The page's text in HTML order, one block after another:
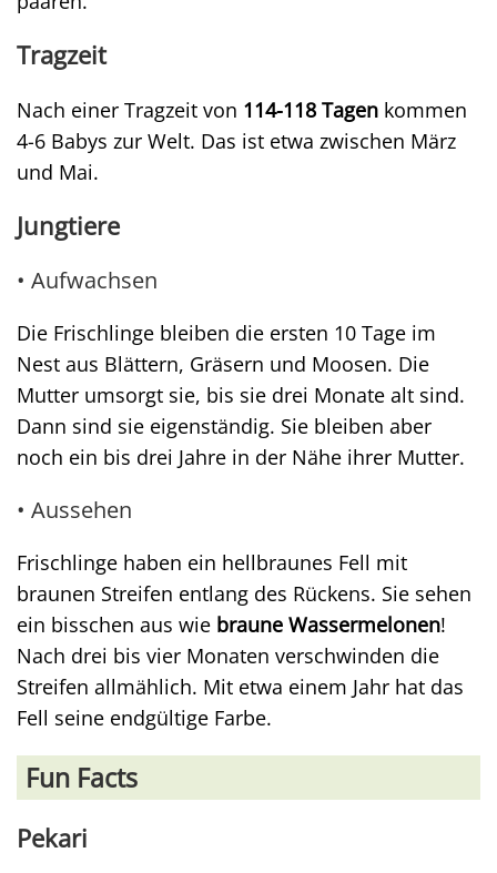
Tragzeit
Nach einer Tragzeit von 114-118 Tagen kommen
4-6 Babys zur Welt. Das ist etwa zwischen März
und Mai.
Jungtiere
• Aufwachsen
Die Frischlinge bleiben die ersten 10 Tage im
Nest aus Blättern, Gräsern und Moosen. Die
Mutter umsorgt sie, bis sie drei Monate alt sind.
Dann sind sie eigenständig. Sie bleiben aber
noch ein bis drei Jahre in der Nähe ihrer Mutter.
• Aussehen
Frischlinge haben ein hellbraunes Fell mit
braunen Streifen entlang des Rückens. Sie sehen
ein bisschen aus wie braune Wassermelonen!
Nach drei bis vier Monaten verschwinden die
Streifen allmählich. Mit etwa einem Jahr hat das
Fell seine endgültige Farbe.
Fun Facts
Pekari